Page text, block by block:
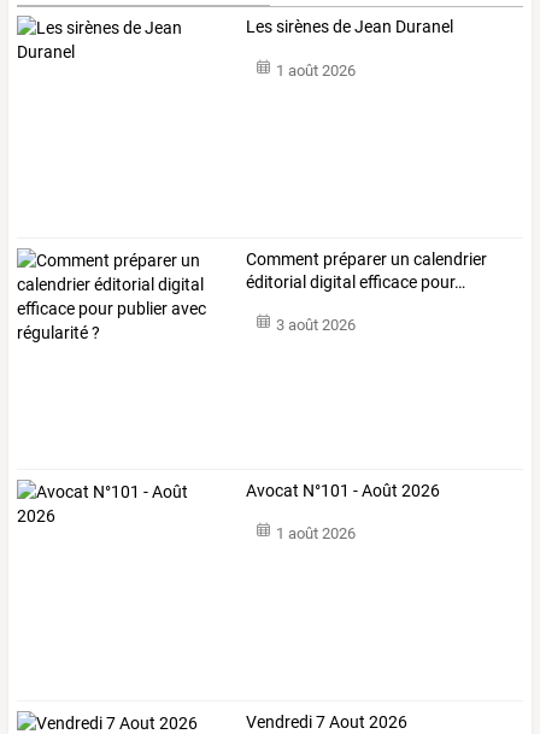
Les sirènes de Jean Duranel
1 août 2026
Comment préparer un calendrier
éditorialdigitalefficace pour…
3 août 2026
Avocat N°101 - Août 2026
1 août 2026
Vendredi 7 Aout 2026